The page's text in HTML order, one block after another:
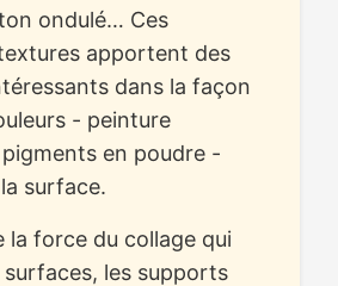
ondulé… Ces
apportent des
dans la façon
- peinture
en poudre -
surface.
la force du collage qui
les supports